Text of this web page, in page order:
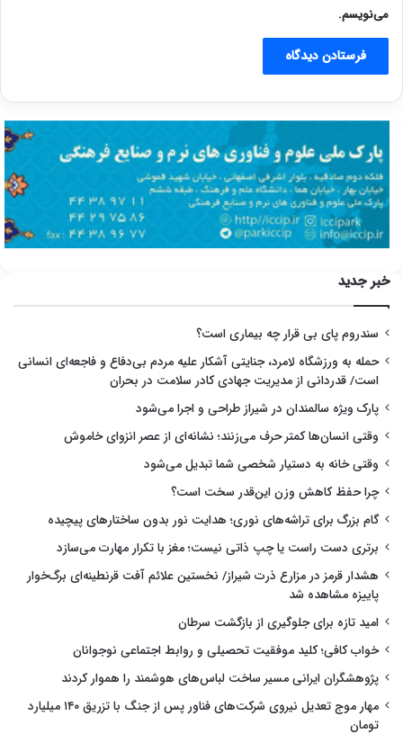
می‌نویسم.
خبر جدید
سندروم پای بی قرار چه بیماری است؟
حمله به ورزشگاه لامرد، جنایتی آشکار علیه مردم بی‌دفاع و فاجعه‌ای انسانی
است/ قدردانی از مدیریت جهادی کادر سلامت در بحران
پارک ویژه سالمندان در شیراز طراحی و اجرا می‌شود
وقتی انسان‌ها کمتر حرف می‌زنند؛ نشانه‌ای از عصر انزوای خاموش
وقتی خانه به دستیار شخصی شما تبدیل می‌شود
چرا حفظ کاهش وزن این‌قدر سخت است؟
گام بزرگ برای تراشه‌های نوری؛ هدایت نور بدون ساختارهای پیچیده
برتری دست راست یا چپ ذاتی نیست؛ مغز با تکرار مهارت می‌سازد
هشدار قرمز در مزارع ذرت شیراز/ نخستین علائم آفت قرنطینه‌ای برگ‌خوار
پاییزه مشاهده شد
امید تازه برای جلوگیری از بازگشت سرطان
خواب کافی؛ کلید موفقیت تحصیلی و روابط اجتماعی نوجوانان
پژوهشگران ایرانی مسیر ساخت لباس‌های هوشمند را هموار کردند
مهار موج تعدیل نیروی شرکت‌های فناور پس از جنگ با تزریق ۱۴۰ میلیارد
تومان